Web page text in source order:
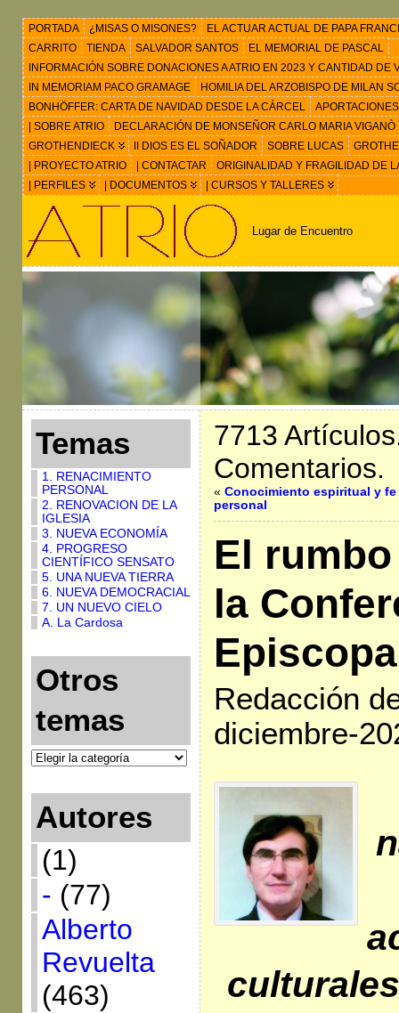
PORTADA ¿MISAS O MISONES?
EL ACTUAR ACTUAL DE PAPA
CARRITO
TIENDA SALVADOR SANTOS
EL MEMORIAL DE PASCAL
INFORMACIÓN SOBRE DONACIONES A ATRIO EN 2023 Y CANTIDAD
IN MEMORIAM PACO GRAMAGE
HOMILIA DEL ARZOBISPO DE MILAN
BONHÖFFER: CARTA DE NAVIDAD DESDE LA CÁRCEL
| SOBRE ATRIO
DECLARACIÓN DE MONSEÑOR CARLO MARIA VIGANÒ
GROTHENDIECK
II DIOS ES EL SOÑADOR SOBRE LUCAS
| PROYECTO ATRIO
| CONTACTAR
ORIGINALIDAD Y FRAGILIDAD DE
| PERFILES
| DOCUMENTOS | CURSOS Y TALLERES
Lugar de Encuentro
Temas
1. RENACIMIENTO
PERSONAL
2. RENOVACION DE LA
IGLESIA
3. NUEVA ECONOMÍA
4. PROGRESO
CIENTÍFICO SENSATO
5. UNA NUEVA TIERRA
6. NUEVA DEMOCRACIAL
7. UN NUEVO CIELO
A. La Cardosa
Otros
temas
Autores
(1)
- (77)
Alberto
Revuelta
(463)
7713
Comentarios.
« Conocimiento espiritual y fe
personal
El
la
Redacción
diciembre-